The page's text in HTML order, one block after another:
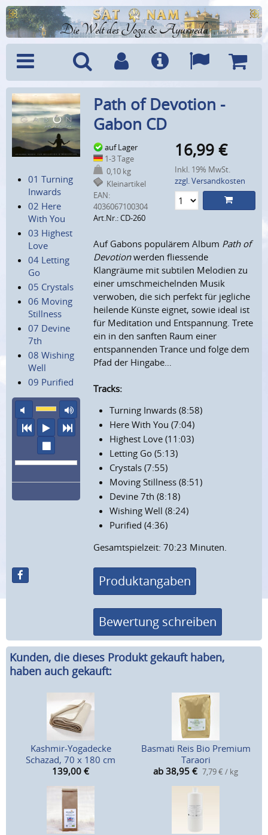
Die Welt des Yoga & Ayurveda
Menü SucheBenutzerkonto
Info Sprachen
01 Turning
Inwards
02 Here
With You
03 Highest
Love
04 Letting
Go
05 Crystals
06 Moving
Stillness
07 Devine
7th
08 Wishing
Well
09 Purified
Ton aus
maximale Laustärke
vorheriger Titel
Abspielennächster Titel
Wiedergabe stoppen
Path of Devotion -
Gabon CD
auf Lager
1-3 Tage
0,10 kg
Kleinartikel
EAN:
4036067100304
Art.Nr.: CD-260
16,99 €
Inkl. 19% MwSt.
zzgl. Versandkosten
Auf Gabons populärem Album Path of
Devotionwerden fliessende
Klangräume mit subtilen Melodien zu
einer umschmeichelnden Musik
verwoben, die sich perfekt für jegliche
heilende Künste eignet, sowie ideal ist
für Meditation und Entspannung. Trete
ein in den sanften Raum einer
entspannenden Trance und folge dem
Pfad der Hingabe…
Tracks:
Turning Inwards (8:58)
Here With You (7:04)
Highest Love (11:03)
Letting Go (5:13)
Crystals (7:55)
Moving Stillness (8:51)
Devine 7th (8:18)
Wishing Well (8:24)
Purified (4:36)
Gesamtspielzeit: 70:23 Minuten.
Produktangaben
Bewertung schreiben
Kunden, die dieses Produkt gekauft haben,
haben auch gekauft:
Kashmir-Yogadecke
Schazad, 70 x 180 cm
139,00 €
Basmati Reis Bio Premium
Taraori
ab 38,95 € 7,79 € / kg